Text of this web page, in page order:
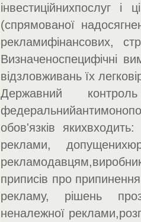
інвестиційнихпослуг
(спрямованої
рекламифінансових,
Визначеноспецифічні
відзловживань їх
Державний
обов'язків
реклами,
приписів про
рекламу, рішень
неналежної